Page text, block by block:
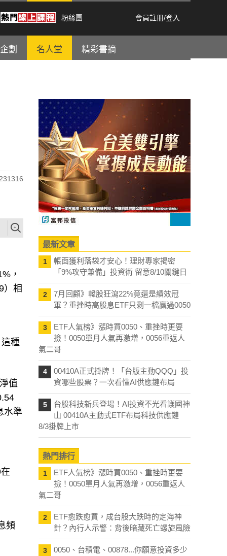
粉絲團 會員註冊/登入
劃 名人堂 精彩書摘
，
）相
種
值
水準
頻
最新文章
1
帳面獲利落袋才安心！理財專家揭密
「9%攻守兼備」投資術 留意8/10關鍵日
2
7月回顧》韓股狂瀉22%竟還是績效冠
軍？重挫時高股息ETF只剩一檔贏過0050
3
ETF人氣榜》漲時買0050、重挫時更要
撿！0050單月人氣再激增，0056重返人
氣二哥
4
00410A正式掛牌！「台版主動QQQ」投
資哪些股票？一次看懂AI供應鏈布局
5
台股科技新兵登場！AI投資不光看護國神
山 00410A主動式ETF布局科技供應鏈
8/3掛牌上市
熱門排行
1
ETF人氣榜》漲時買0050、重挫時更要
撿！0050單月人氣再激增，0056重返人
氣二哥
2
ETF愈跌愈買，成台股大跌時的定海神
針？內行人示警：背後暗藏死亡螺旋風險
3
0050、台積電、00878...你願意投資多少